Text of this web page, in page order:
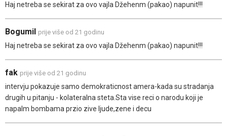
Haj netreba se sekirat za ovo vajla Džehenm (pakao) napunit!!!
Bogumil prije više od 21 godinu
Haj netreba se sekirat za ovo vajla Džehenm (pakao) napunit!!!
fak prije više od 21 godinu
intervju pokazuje samo demokraticnost amera-kada su stradanja
drugih u pitanju - kolateralna steta.Sta vise reci o narodu koji je
napalm bombama przio zive ljude,zene i decu